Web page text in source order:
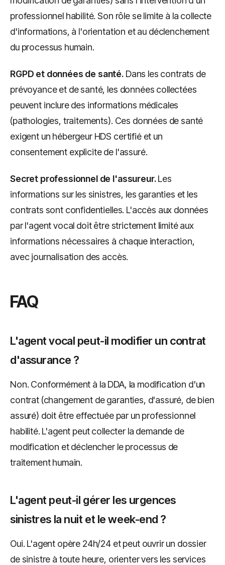
professionnel habilité. Son rôle se limite à la collecte
d'informations, à l'orientation et au déclenchement
du processus humain.
RGPD et données de santé. Dans les contrats de
prévoyance et de santé, les données collectées
peuvent inclure des informations médicales
(pathologies, traitements). Ces données de santé
exigent un hébergeur HDS certifié et un
consentement explicite de l'assuré.
Secret professionnel de l'assureur.Les
informations sur les sinistres, les garanties et les
contrats sont confidentielles. L'accès aux données
par l'agent vocal doit être strictement limité aux
informations nécessaires à chaque interaction,
avec journalisation des accès.
FAQ
L'agent vocal peut-il modifier un contrat
d'assurance ?
Non. Conformément à la DDA, la modification d'un
contrat (changement de garanties, d'assuré, de bien
assuré) doit être effectuée par un professionnel
habilité. L'agent peut collecter la demande de
modification et déclencher le processus de
traitement humain.
L'agent peut-il gérer les urgences
sinistres la nuit et le week-end ?
Oui. L'agent opère 24h/24 et peut ouvrir un dossier
de sinistre à toute heure, orienter vers les services